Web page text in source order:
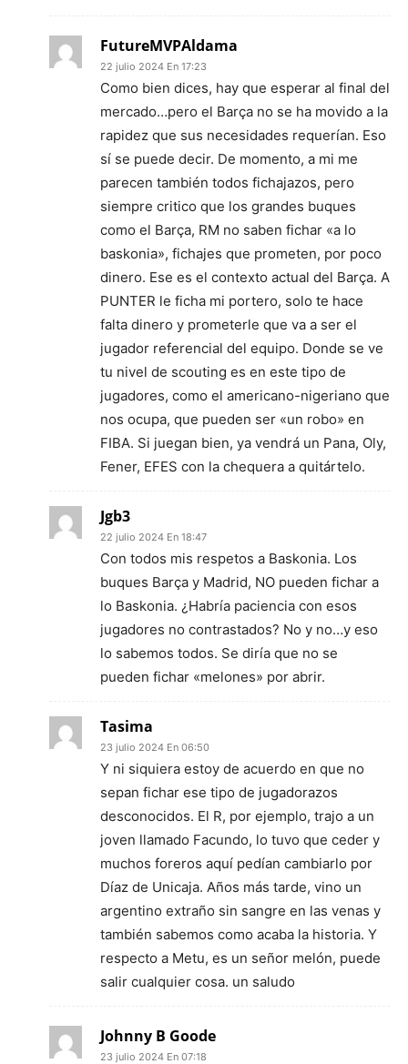
FutureMVPAldama
22 julio 2024 En 17:23
Como bien dices, hay que esperar al final del
mercado…pero el Barça no se ha movido a la
rapidez que sus necesidades requerían. Eso
sí se puede decir. De momento, a mi me
parecen también todos fichajazos, pero
siempre critico que los grandes buques
como el Barça, RM no saben fichar «a lo
baskonia», fichajes que prometen, por poco
dinero. Ese es el contexto actual del Barça. A
PUNTER le ficha mi portero, solo te hace
falta dinero y prometerle que va a ser el
jugador referencial del equipo. Donde se ve
tu nivel de scouting es en este tipo de
jugadores, como el americano-nigeriano que
nos ocupa, que pueden ser «un robo» en
FIBA. Si juegan bien, ya vendrá un Pana, Oly,
Fener, EFES con la chequera a quitártelo.
Jgb3
22 julio 2024 En 18:47
Con todos mis respetos a Baskonia. Los
buques Barça y Madrid, NO pueden fichar a
lo Baskonia. ¿Habría paciencia con esos
jugadores no contrastados? No y no…y eso
lo sabemos todos. Se diría que no se
pueden fichar «melones» por abrir.
Tasima
23 julio 2024 En 06:50
Y ni siquiera estoy de acuerdo en que no
sepan fichar ese tipo de jugadorazos
desconocidos. El R, por ejemplo, trajo a un
joven llamado Facundo, lo tuvo que ceder y
muchos foreros aquí pedían cambiarlo por
Díaz de Unicaja. Años más tarde, vino un
argentino extraño sin sangre en las venas y
también sabemos como acaba la historia. Y
respecto a Metu, es un señor melón, puede
salir cualquier cosa. un saludo
Johnny B Goode
23 julio 2024 En 07:18